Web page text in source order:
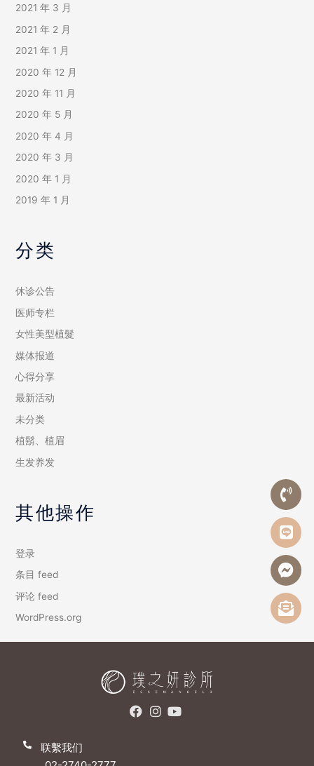
2021 年 3 月
2021 年 2 月
2021 年 1 月
2020 年 12 月
2020 年 11 月
2020 年 5 月
2020 年 4 月
2020 年 3 月
2020 年 1 月
2019 年 1 月
分类
休诊公告
医师专栏
女性美型植髮
媒体报道
心得分享
最新活动
未分类
植鬍、植眉
生发养发
其他操作
登录
条目 feed
评论 feed
WordPress.org
联繫我们